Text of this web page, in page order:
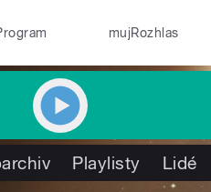
mujRozhlas
Playlisty Lidé